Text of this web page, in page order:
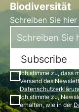
Biodiversität
Schreiben Sie
Subscribe
Ich stimme zu, dass
Versand des
Ich stimme zu,
erhalten, wie in der